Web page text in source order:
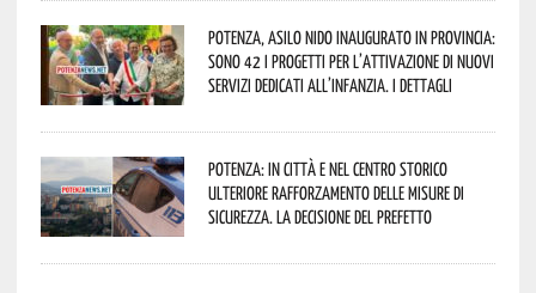
Potenza, asilo nido inaugurato in provincia:
sono 42 i progetti per l’attivazione di nuovi
servizi dedicati all’infanzia. I dettagli
Potenza: in città e nel centro storico
ulteriore rafforzamento delle misure di
sicurezza. La decisione del Prefetto